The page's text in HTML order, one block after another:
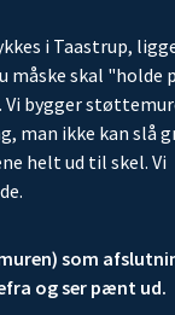
i Taastrup,
måske skal "holde
Vi bygger
man ikke kan slå
helt ud til skel. Vi
som
og ser pænt ud.